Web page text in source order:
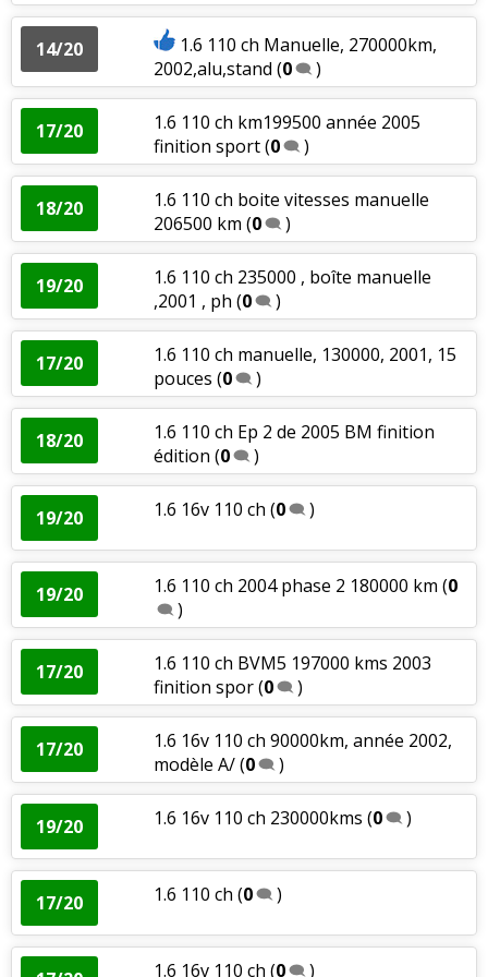
14/20
1.6 110 ch Manuelle, 270000km,
2002,alu,stand (0 )
17/20
1.6 110 ch km199500 année 2005
finition sport(0 )
18/20
1.6 110 ch boite vitesses manuelle
206500 km (0 )
19/20
1.6 110 ch 235000 , boîte manuelle
,2001 , ph (0 )
17/20
1.6 110 ch manuelle, 130000, 2001, 15
pouces (0 )
18/20
1.6 110 ch Ep 2 de 2005 BM finition
édition (0 )
19/20 1.6 16v 110 ch (0 )
19/20 1.6 110 ch 2004 phase 2 180000 km (0
)
17/20
1.6 110 ch BVM5 197000 kms 2003
finition spor(0 )
17/20
1.6 16v 110 ch 90000km, année 2002,
modèle A/(0 )
19/20 1.6 16v 110 ch 230000kms (0 )
17/20 1.6 110 ch (0 )
1.6 16v 110 ch (0 )